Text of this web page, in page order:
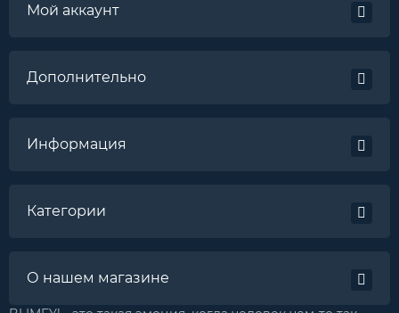
Мой аккаунт
Дополнительно
Информация
Категории
О нашем магазине